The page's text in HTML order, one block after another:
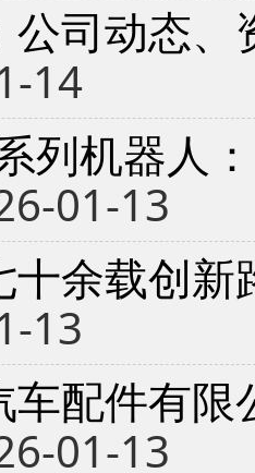
公司动态
14
列机器人
01-13
十余载创
13
车配件有
01-13